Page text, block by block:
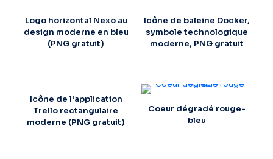
Logo horizontal Nexo au
design moderne en bleu
(PNG gratuit)
Icône de baleine Docker,
symbole technologique
moderne, PNG gratuit
Icône de l'application
Trello rectangulaire
moderne (PNG gratuit)
Coeur dégradé rouge-
bleu